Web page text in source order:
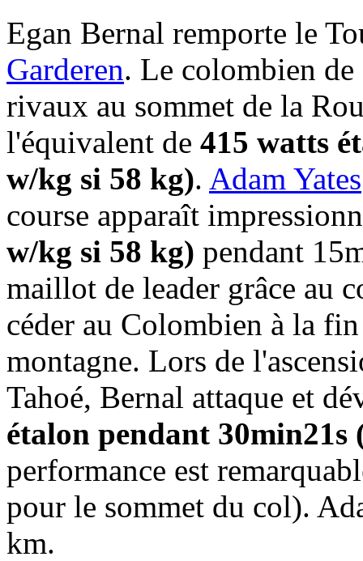
Egan Bernal remporte le
Garderen. Le colombien de
rivaux au sommet de la
l'équivalent de 415 watts
w/kg si 58 kg). Adam Yates
course apparaît
w/kg si 58 kg) pendant
maillot de leader grâce au
céder au Colombien à la
montagne. Lors de
Tahoé, Bernal attaque et
étalon pendant 30min21s
performance est
pour le sommet du col).
km.